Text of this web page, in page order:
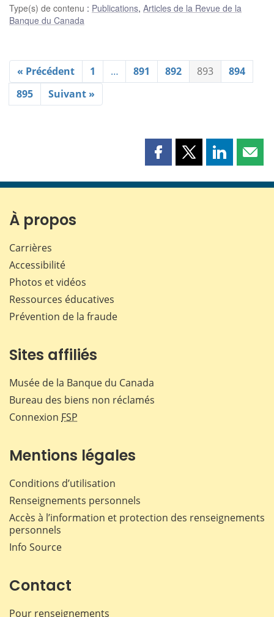
Type(s) de contenu : Publications, Articles de la Revue de la
Banque du Canada
« Précédent 1 … 891 892 893
894
895
Suivant »
Partager
page
Partager
page
Partager
page page
À propos
Carrières
Accessibilité
Photos et vidéos
Ressources éducatives
Prévention de la fraude
Sites affiliés
Musée de la Banque du Canada
Bureau des biens non réclamés
Connexion FSP
Mentions légales
Conditions d’utilisation
Renseignements personnels
Accès à l’information et protection des renseignements
personnels
Info Source
Contact
Pour renseignements